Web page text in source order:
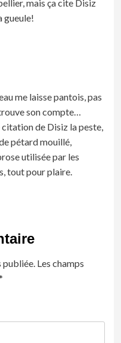
mais ça cite Disiz
gueule!
me laisse pantois, pas
son compte…
de Disiz la peste,
pétard mouillé,
utilisée par les
tout pour plaire.
publiée. Les champs